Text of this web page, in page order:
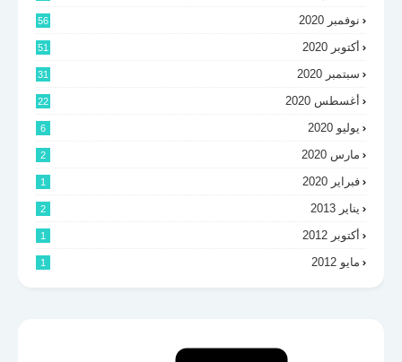
نوفمبر 2020 56
أكتوبر 2020 51
سبتمبر 2020 31
أغسطس 2020 22
يوليو 2020 6
مارس 2020 2
فبراير 2020 1
يناير 2013 2
أكتوبر 2012 1
مايو 2012 1